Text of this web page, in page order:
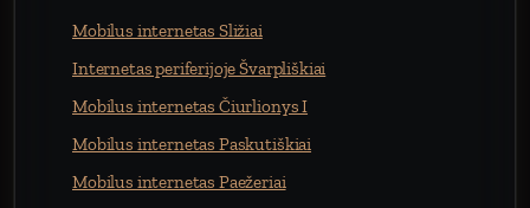
Mobilus internetas Sližiai
Internetas periferijoje Švarpliškiai
Mobilus internetas Čiurlionys I
Mobilus internetas Paskutiškiai
Mobilus internetas Paežeriai